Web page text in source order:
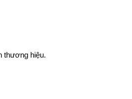
thương hiệu.